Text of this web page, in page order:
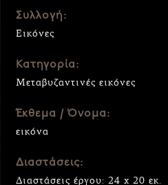
Συλλογή:
Εικόνες
Κατηγορία:
Μεταβυζαντινές εικόνες
Έκθεμα / Όνομα:
εικόνα
Διαστάσεις:
Διαστάσεις έργου: 24 x 20 εκ.